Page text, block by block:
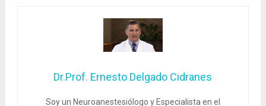
Dr.Prof. Ernesto Delgado Cidranes
Soy un Neuroanestesiólogo y Especialista en el